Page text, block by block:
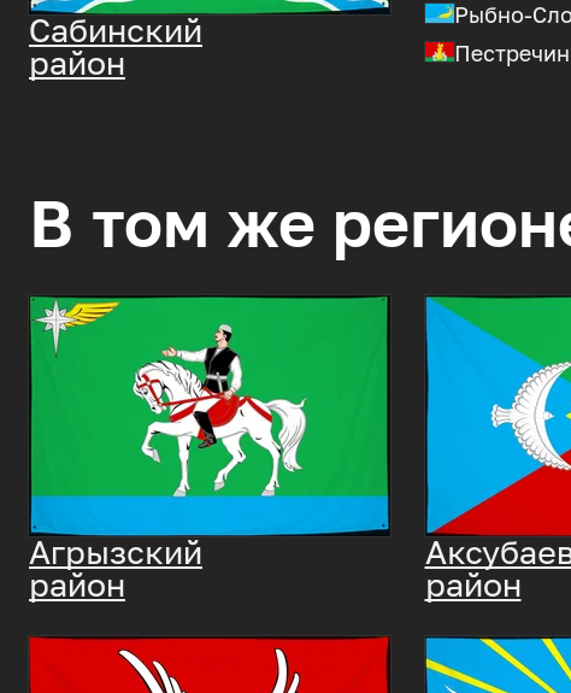
Сабинский
район
Рыбно-
В том же
Агрызский
район
район